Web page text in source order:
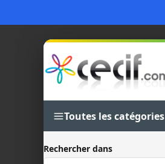
Toutes les catégories
Rechercher dans